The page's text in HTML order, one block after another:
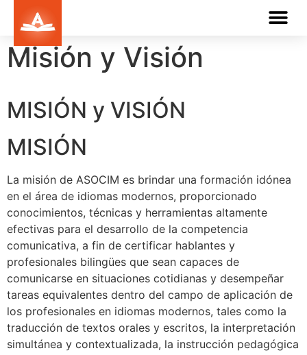
Misión y Visión
MISIÓN y VISIÓN
MISIÓN
La misión de ASOCIM es brindar una formación idónea
en el área de idiomas modernos, proporcionado
conocimientos, técnicas y herramientas altamente
efectivas para el desarrollo de la competencia
comunicativa, a fin de certificar hablantes y
profesionales bilingües que sean capaces de
comunicarse en situaciones cotidianas y desempeñar
tareas equivalentes dentro del campo de aplicación de
los profesionales en idiomas modernos, tales como la
traducción de textos orales y escritos, la interpretación
simultánea y contextualizada, la instrucción pedagógica